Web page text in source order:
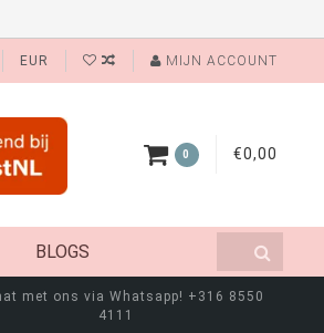
EUR MIJN ACCOUNT
0 €0,00
BLOGS
met ons via Whatsapp! +316 8550
4111